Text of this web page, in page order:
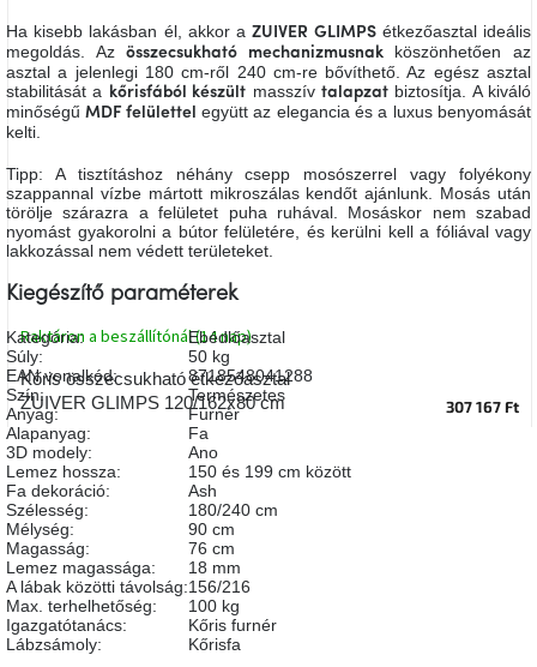
A
tűz
mellett
ülve
belső
tér
Woodman
Anyák
napja
Egy
étkező,
amely
szórakoztat!
A
8.
születésnap
megünneplése
A
Kőris összecsukható étkezőasztal
ZUIVER GLIMPS 120/162x80 cm
Raktáron a beszállítónál (14 nap)
307 167 Ft
Ha kisebb lakásban él, akkor aZUIVER GLIMPSétkezőasztal ideális
megoldás. Azösszecsukható mechanizmusnakköszönhetően az
asztal a jelenlegi 180 cm-ről 240 cm-re bővíthető. Az egész asztal
stabilitását a kőrisfából készült masszív talapzatbiztosítja. A kiváló
minőségűMDF felülettel együtt az elegancia és a luxus benyomását
kelti.
Tipp: A tisztításhoz néhány csepp mosószerrel vagy folyékony
szappannal vízbe mártott mikroszálas kendőt ajánlunk. Mosás után
törölje szárazra a felületet puha ruhával. Mosáskor nem szabad
nyomást gyakorolni a bútor felületére, és kerülni kell a fóliával vagy
lakkozással nem védett területeket.
Kiegészítő paraméterek
Kategória:
Ebédlőasztal
Súly:
50 kg
EAN vonalkód:
8718548041288
Szín:
Természetes
Anyag:
Furnér
Alapanyag:
Fa
3D modely:
Ano
Lemez hossza:
150 és 199 cm között
Fa dekoráció:
Ash
Szélesség:
180/240 cm
Mélység:
90 cm
Magasság:
76 cm
Lemez magassága:
18 mm
A lábak közötti távolság:156/216
Max. terhelhetőség:
100 kg
Igazgatótanács:
Kőris furnér
Lábzsámoly: Kőrisfa